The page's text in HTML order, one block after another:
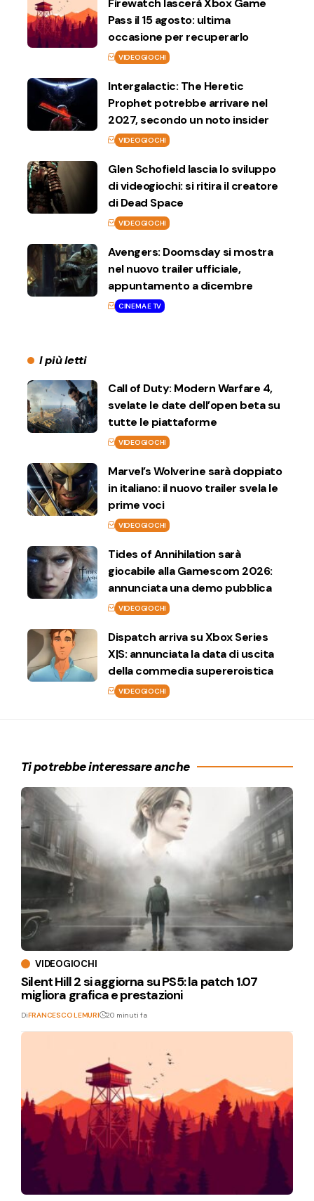
Firewatch lascerà Xbox Game
Pass il 15 agosto: ultima
occasione per recuperarlo
VIDEOGIOCHI
Intergalactic: The Heretic
Prophet potrebbe arrivare nel
2027, secondo un noto insider
VIDEOGIOCHI
Glen Schofield lascia lo sviluppo
di videogiochi: si ritira il creatore
di Dead Space
VIDEOGIOCHI
Avengers: Doomsday si mostra
nel nuovo trailer ufficiale,
appuntamento a dicembre
CINEMA E TV
I più letti
Call of Duty: Modern Warfare 4,
svelate le date dell’open beta su
tutte le piattaforme
VIDEOGIOCHI
Marvel’s Wolverine sarà doppiato
in italiano: il nuovo trailer svela le
prime voci
VIDEOGIOCHI
Tides of Annihilation sarà
giocabile alla Gamescom 2026:
annunciata una demo pubblica
VIDEOGIOCHI
Dispatch arriva su Xbox Series
X|S: annunciata la data di uscita
della commedia supereroistica
VIDEOGIOCHI
Ti potrebbe interessare anche
VIDEOGIOCHI
Silent Hill 2 si aggiorna su PS5: la patch 1.07
migliora grafica e prestazioni
DiFRANCESCO LEMURI 20 minuti fa